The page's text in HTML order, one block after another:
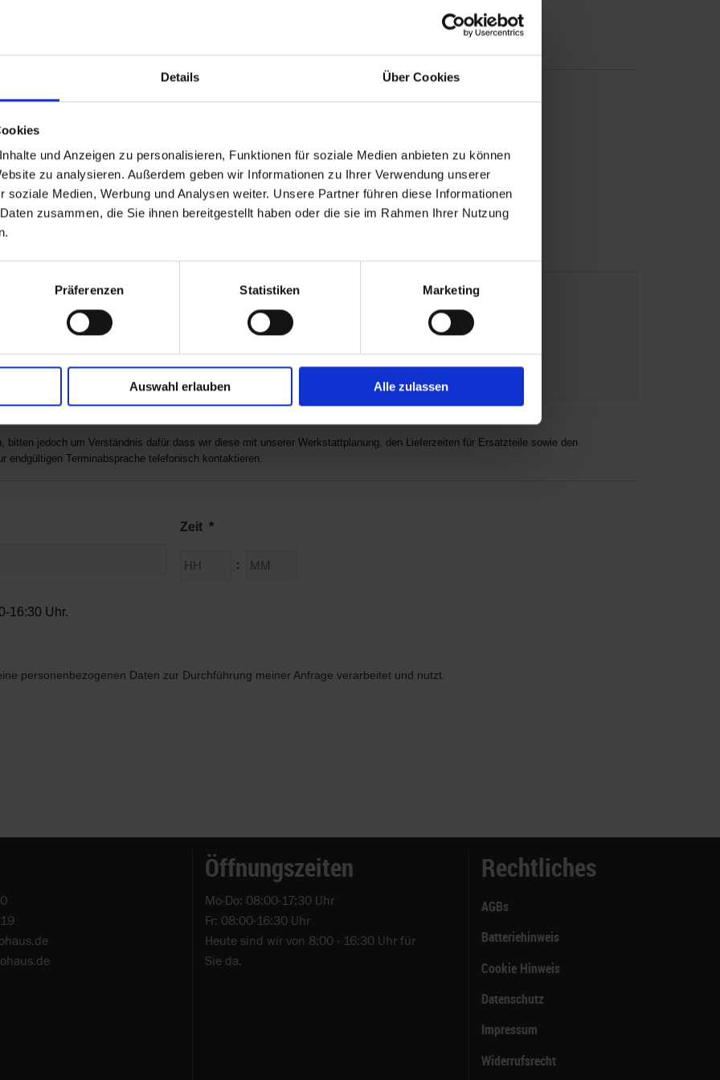
Details Über Cookies
und Anzeigen zu personalisieren, Funktionen für soziale Medien anbieten zu können
zu analysieren. Außerdem geben wir Informationen zu Ihrer Verwendung unserer
soziale Medien, Werbung und Analysen weiter. Unsere Partner führen diese Informationen
zusammen, die Sie ihnen bereitgestellt haben oder die sie im Rahmen Ihrer Nutzung
Präferenzen Statistiken Marketing
Auswahl erlauben Alle zulassen
Glas HU/AU Inspektion
Lichtanlage Ölwechsel Räderwechsel
Sonstiges
jedoch um Verständnis dafür dass wir diese mit unserer Werkstattplanung, den Lieferzeiten für Ersatzteile sowie den
Terminabsprache telefonisch kontaktieren.
Zeit *
:
Stunden Minuten
16:30 Uhr.
personenbezogenen Daten zur Durchführung meiner Anfrage verarbeitet und nutzt.
Öffnungszeiten
Mo-Do: 08:00-17:30 Uhr
Fr: 08:00-16:30 Uhr
Heute sind wir von 8:00 - 16:30 Uhr für
Sie da.
Rechtliches
AGBs
Batteriehinweis
Cookie Hinweis
Datenschutz
Impressum
Widerrufsrecht